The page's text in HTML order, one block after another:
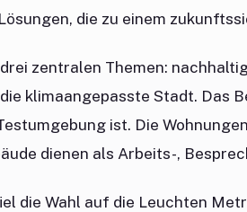
die zu einem
zentralen Themen:
klimaangepasste Stadt. Das
ist. Die
dienen als Arbeits-,
die Wahl auf die Leuchten